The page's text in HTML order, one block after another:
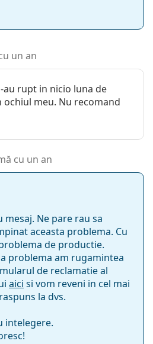
de manevrat
Da
Filtru UV
Da
Monthly Comfort sunt o
Sphere
un an
rupt in nicio luna de
meu. Nu recomand
cu un an
Ne pare rau sa
aceasta problema. Cu
de productie.
problema am rugamintea
de reclamatie al
aici si vom reveni in cel mai
la dvs.
intelegere.